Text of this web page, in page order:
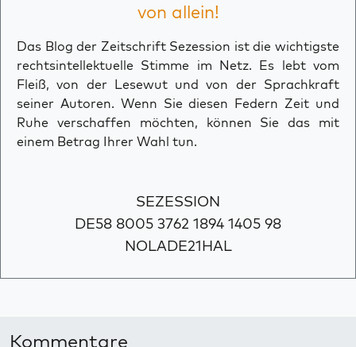
von allein!
Das Blog der Zeitschrift Sezession ist die wichtigste
rechtsintellektuelle Stimme im Netz. Es lebt vom
Fleiß, von der Lesewut und von der Sprachkraft
seiner Autoren. Wenn Sie diesen Federn Zeit und
Ruhe verschaffen möchten, können Sie das mit
einem Betrag Ihrer Wahl tun.
SEZESSION
DE58 8005 3762 1894 1405 98
NOLADE21HAL
Kommentare